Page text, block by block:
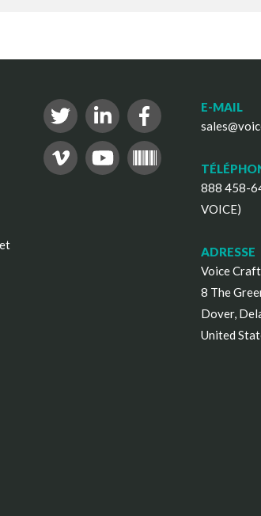
E-MAIL
888 458-
VOICE)
ADRESSE
Voice
8 The
Dover,
United